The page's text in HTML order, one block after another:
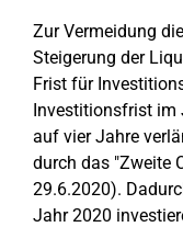
Zur Vermeidung
Steigerung der
Frist für
Investitionsfrist im
auf vier Jahre
durch das "Zweite
29.6.2020).
Jahr 2020